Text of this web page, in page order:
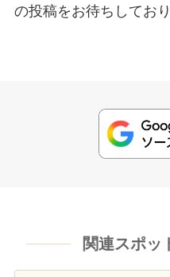
の投稿をお待ちしてお
関連スポッ